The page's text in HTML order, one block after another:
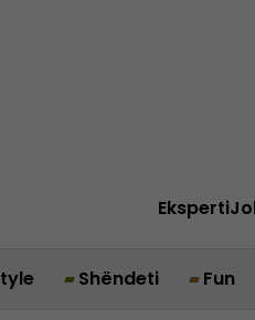
Eksperti
Shëndeti Fun